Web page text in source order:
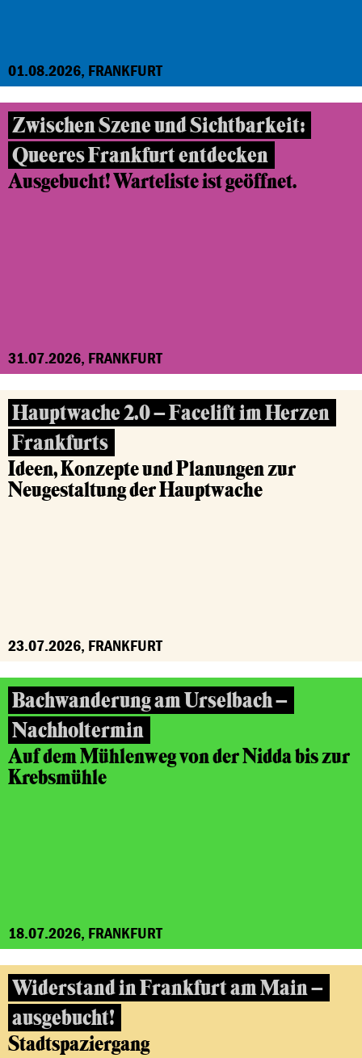
01.08.2026, FRANKFURT
Zwischen Szene und Sichtbarkeit:
Queeres Frankfurt entdecken
Ausgebucht! Warteliste ist geöffnet.
31.07.2026, FRANKFURT
Hauptwache 2.0 – Facelift im Herzen
Frankfurts
Ideen, Konzepte und Planungen zur
Neugestaltung der Hauptwache
23.07.2026, FRANKFURT
Bachwanderung am Urselbach –
Nachholtermin
Auf dem Mühlenweg von der Nidda bis zur
Krebsmühle
18.07.2026, FRANKFURT
Widerstand in Frankfurt am Main –
ausgebucht!
Stadtspaziergang